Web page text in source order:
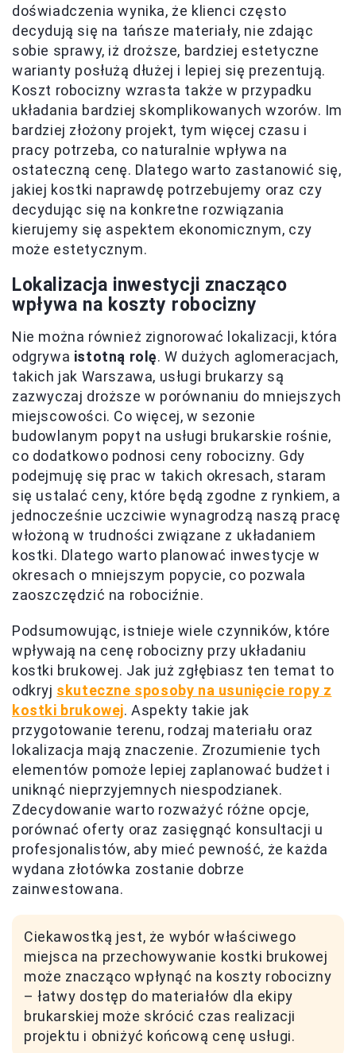
doświadczenia wynika, że klienci często
decydują się na tańsze materiały, nie zdając
sobie sprawy, iż droższe, bardziej estetyczne
warianty posłużą dłużej i lepiej się prezentują.
Koszt robocizny wzrasta także w przypadku
układania bardziej skomplikowanych wzorów. Im
bardziej złożony projekt, tym więcej czasu i
pracy potrzeba, co naturalnie wpływa na
ostateczną cenę. Dlatego warto zastanowić się,
jakiej kostki naprawdę potrzebujemy oraz czy
decydując się na konkretne rozwiązania
kierujemy się aspektem ekonomicznym, czy
może estetycznym.
Lokalizacja inwestycji znacząco
wpływa na koszty robocizny
Nie można również zignorować lokalizacji, która
odgrywa istotną rolę. W dużych aglomeracjach,
takich jak Warszawa, usługi brukarzy są
zazwyczaj droższe w porównaniu do mniejszych
miejscowości. Co więcej, w sezonie
budowlanym popyt na usługi brukarskie rośnie,
co dodatkowo podnosi ceny robocizny. Gdy
podejmuję się prac w takich okresach, staram
się ustalać ceny, które będą zgodne z rynkiem, a
jednocześnie uczciwie wynagrodzą naszą pracę
włożoną w trudności związane z układaniem
kostki. Dlatego warto planować inwestycje w
okresach o mniejszym popycie, co pozwala
zaoszczędzić na robociźnie.
Podsumowując, istnieje wiele czynników, które
wpływają na cenę robocizny przy układaniu
kostki brukowej. Jak już zgłębiasz ten temat to
odkryj skuteczne sposoby na usunięcie ropy z
kostki brukowej. Aspekty takie jak
przygotowanie terenu, rodzaj materiału oraz
lokalizacja mają znaczenie. Zrozumienie tych
elementów pomoże lepiej zaplanować budżet i
uniknąć nieprzyjemnych niespodzianek.
Zdecydowanie warto rozważyć różne opcje,
porównać oferty oraz zasięgnąć konsultacji u
profesjonalistów, aby mieć pewność, że każda
wydana złotówka zostanie dobrze
zainwestowana.
Ciekawostką jest, że wybór właściwego
miejsca na przechowywanie kostki brukowej
może znacząco wpłynąć na koszty robocizny
– łatwy dostęp do materiałów dla ekipy
brukarskiej może skrócić czas realizacji
projektu i obniżyć końcową cenę usługi.